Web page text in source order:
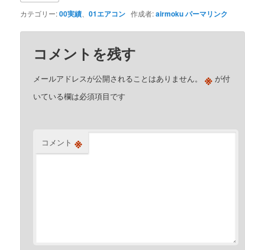
カテゴリー:00実績 、01エアコン 作成者:airmokuパーマリンク
コメントを残す
メールアドレスが公開されることはありません。 ※ が付
いている欄は必須項目です
コメント ※